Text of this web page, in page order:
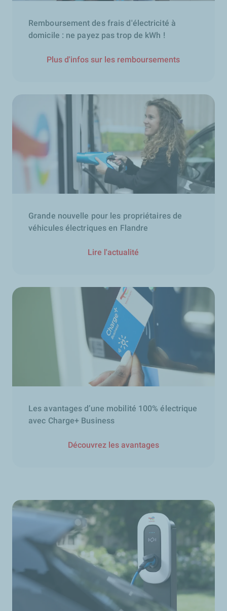
Remboursement des frais d'électricité à
domicile : ne payez pas trop de kWh !
Plus d'infos sur les remboursements
Grande nouvelle pour les propriétaires de
véhicules électriques en Flandre
Lire l'actualité
Les avantages d’une mobilité 100% électrique
avec Charge+ Business
Découvrez les avantages